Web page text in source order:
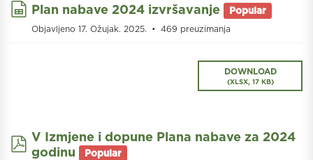
spreadsheet
Plan nabave 2024 izvršavanje Popular
Objavljeno 17. Ožujak. 2025. 469 preuzimanja
DOWNLOAD
(XLSX, 17 KB)
pdf
V Izmjene i dopune Plana nabave za 2024
godinu
Popular